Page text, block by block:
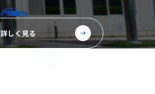
詳しく見る